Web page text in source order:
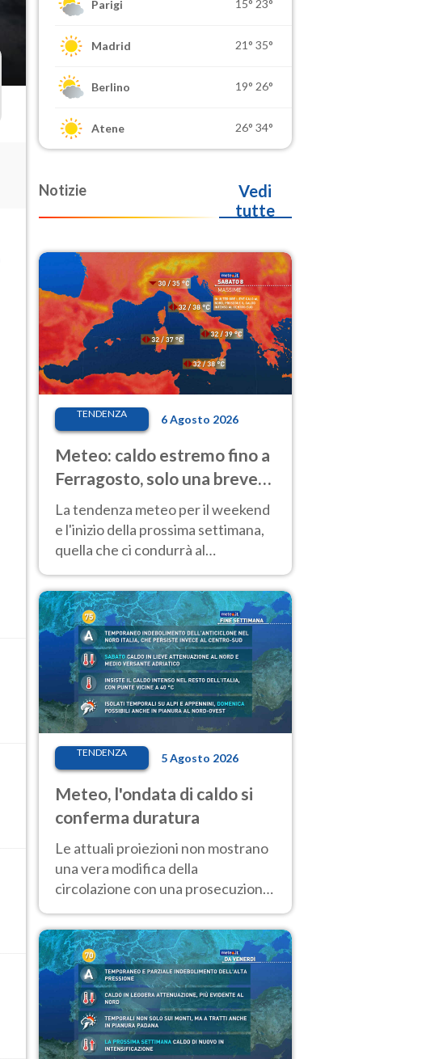
Parigi 15° 23°
Madrid 21° 35°
Berlino 19° 26°
Atene 26° 34°
Notizie
Vedi
tutte
TENDENZA 6 Agosto 2026
Meteo: caldo estremo fino a
Ferragosto, solo una breve
pausa. Ecco dove
La tendenza meteo per il weekend
e l'inizio della prossima settimana,
quella che ci condurrà al
temperature molto elevate
TENDENZA 5 Agosto 2026
Meteo, l'ondata di caldo si
conferma duratura
Le attuali proiezioni non mostrano
una vera modifica della
circolazione con una prosecuzione
giorni, compresa la settimana di
Ferragosto